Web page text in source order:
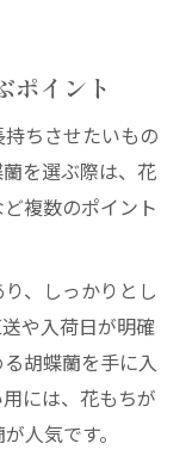
ポイント
ちさせたいもの
を選ぶ際は、花
複数のポイント
、しっかりとし
や入荷日が明確
胡蝶蘭を手に入
には、花もちが
人気です。